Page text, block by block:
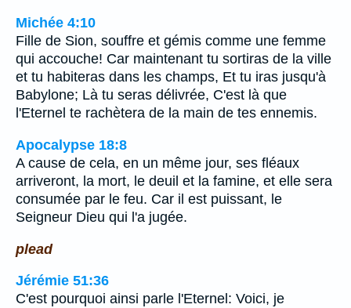
Michée 4:10
Fille de Sion, souffre et gémis comme une femme
qui accouche! Car maintenant tu sortiras de la ville
et tu habiteras dans les champs, Et tu iras jusqu'à
Babylone; Là tu seras délivrée, C'est là que
l'Eternel te rachètera de la main de tes ennemis.
Apocalypse 18:8
A cause de cela, en un même jour, ses fléaux
arriveront, la mort, le deuil et la famine, et elle sera
consumée par le feu. Car il est puissant, le
Seigneur Dieu qui l'a jugée.
plead
Jérémie 51:36
C'est pourquoi ainsi parle l'Eternel: Voici, je